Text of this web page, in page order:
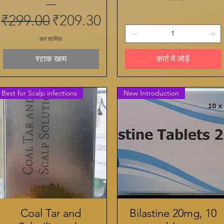
नियमित मूल्य
₹299.00बिक्री मूल्य
₹209.30
कर शामिल
स्टाक खत्म कार्ट में जोड़ें
त्वरित दृश्य
Best for Scalp infections
Coal Tar and
त्वरित दृश्य
New Introduction
Bilastine 20mg, 10